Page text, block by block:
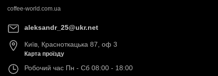
coffee-world.com.ua
aleksandr_25@ukr.net
Київ, Красноткацька 87, оф 3
Карта проїзду
Робочий час Пн - Сб 08:00 - 18:00